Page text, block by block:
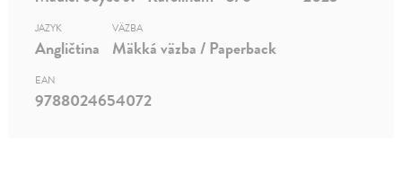
JAZYK
Angličtina
VÄZBA
Mäkká väzba / Paperback
EAN
9788024654072